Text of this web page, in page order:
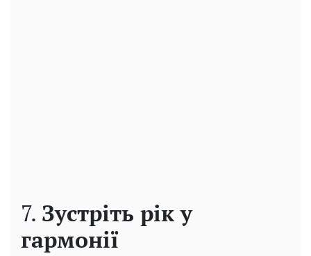
7. Зустріть рік у
гармонії